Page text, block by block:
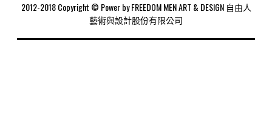
2012-2018 Copyright © Power by FREEDOM MEN ART & DESIGN 自由人
藝術與設計股份有限公司